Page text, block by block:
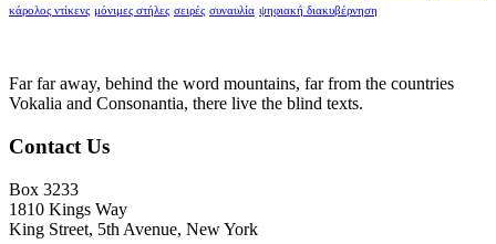
κάρολος ντίκενς μόνιμες στήλες σειρές συναυλία ψηφιακή διακυβέρνηση
Far far away, behind the word mountains, far from the countries
Vokalia and Consonantia, there live the blind texts.
Contact Us
Box 3233
1810 Kings Way
King Street, 5th Avenue, New York